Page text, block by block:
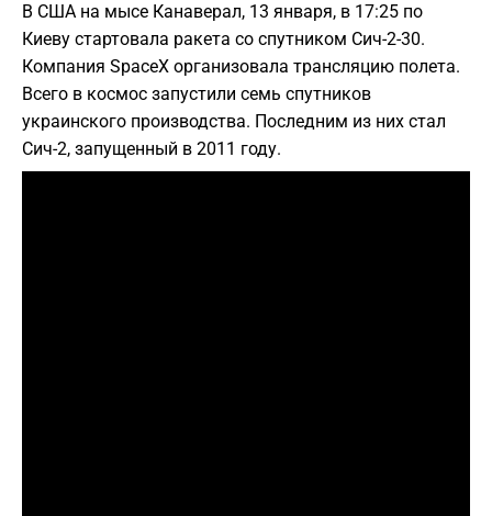
В США на мысе Канаверал, 13 января, в 17:25 по
Киеву стартовала ракета со спутником Сич-2-30.
Компания SpaceX организовала трансляцию полета.
Всего в космос запустили семь спутников
украинского производства. Последним из них стал
Сич-2, запущенный в 2011 году.